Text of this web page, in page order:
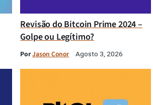
Revisão do Bitcoin Prime 2024 –
Golpe ou Legítimo?
PorJason Conor Agosto 3, 2026